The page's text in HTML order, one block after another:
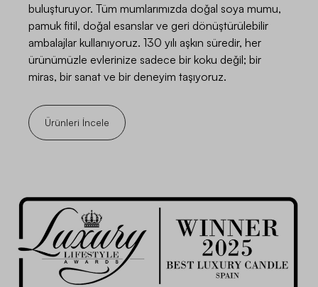
buluşturuyor. Tüm mumlarımızda doğal soya mumu,
pamuk fitil, doğal esanslar ve geri dönüştürülebilir
ambalajlar kullanıyoruz. 130 yılı aşkın süredir, her
ürünümüzle evlerinize sadece bir koku değil; bir
miras, bir sanat ve bir deneyim taşıyoruz.
Ürünleri İncele